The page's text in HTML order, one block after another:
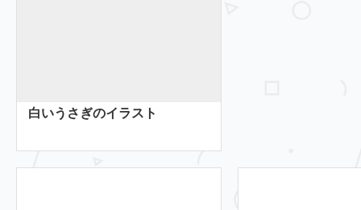
白いうさぎのイラスト